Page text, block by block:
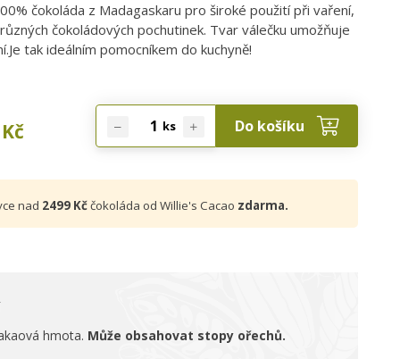
čokoláda z Madagaskaru pro široké použití při vaření,
čokoládových pochutinek. Tvar válečku umožňuje
tak ideálním pomocníkem do kuchyně!
Kč ks Do košíku
nad 2499 Kččokoláda od Willie's Cacao zdarma.
hmota. Může obsahovat stopy ořechů.